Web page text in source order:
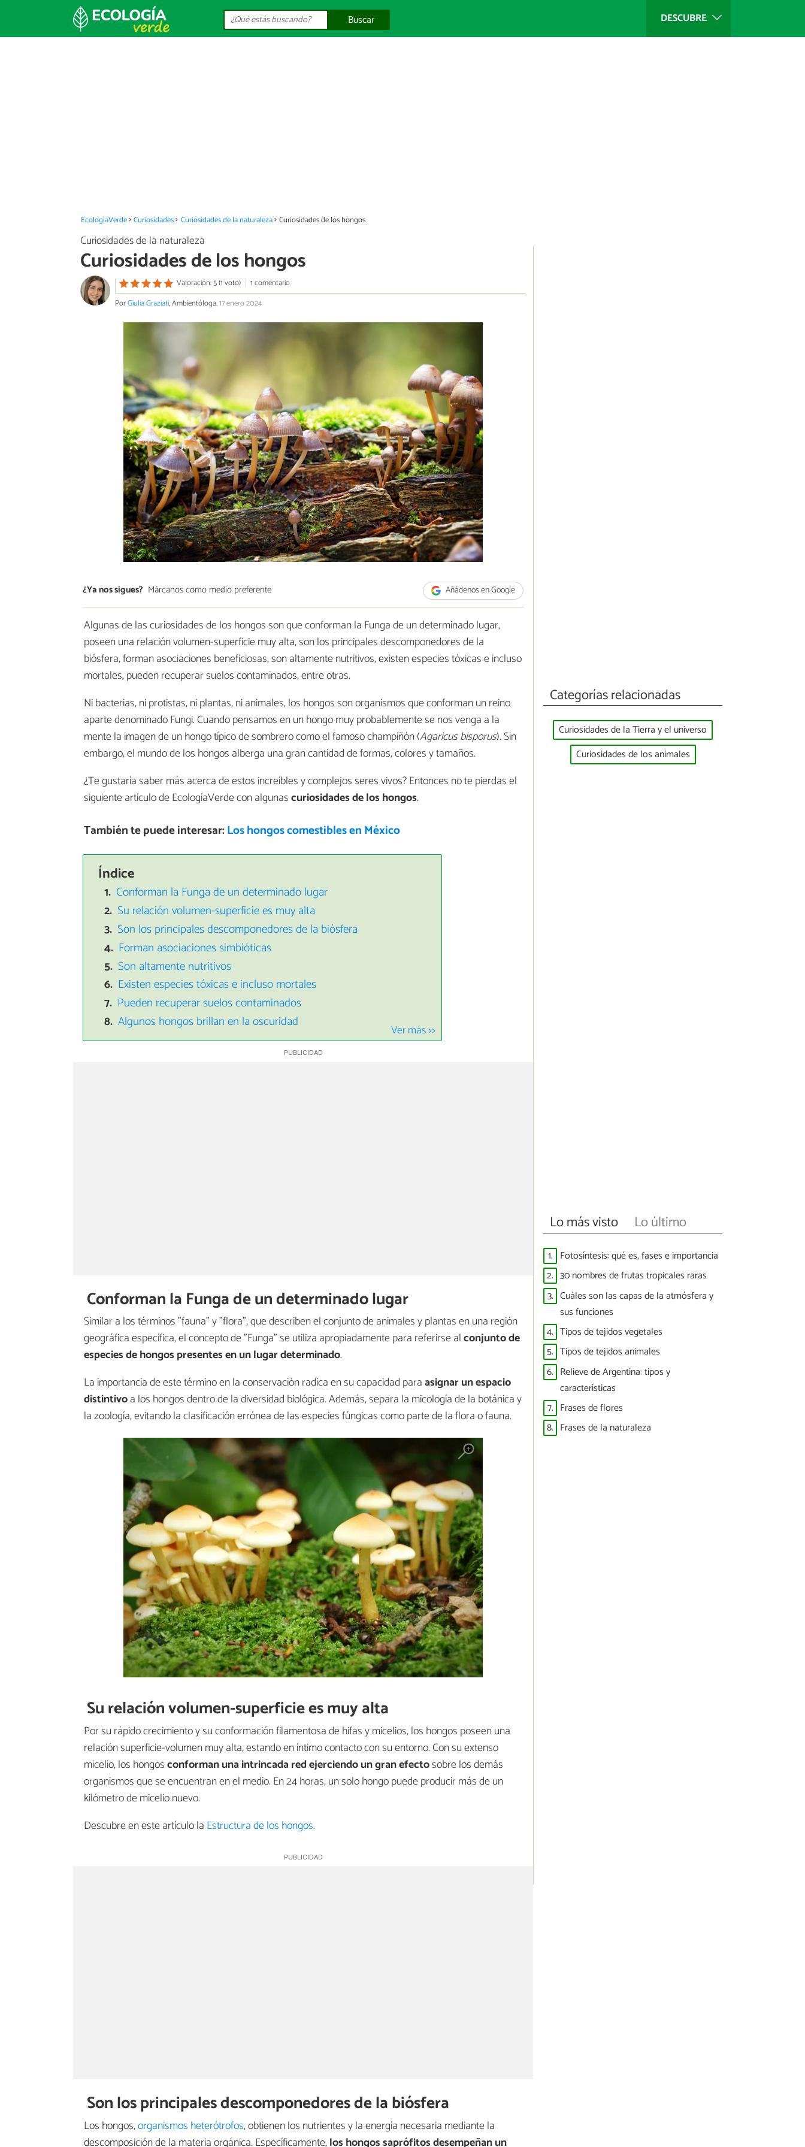
DESCUBRE
Buscar
EcologíaVerde Curiosidades Curiosidades de la naturaleza Curiosidades de los hongos
Curiosidades de la naturaleza
Curiosidades de los hongos
Valoración: 5 (1 voto)
1 comentario
PorGiulia Graziati, Ambientóloga.17 enero 2024
¿Ya nos sigues? Márcanos como medio preferente Añádenos en Google
Algunas de las curiosidades de los hongos son que conforman la Funga de un determinado lugar,
poseen una relación volumen-superficie muy alta, son los principales descomponedores de la
biósfera, forman asociaciones beneficiosas, son altamente nutritivos, existen especies tóxicas e incluso
mortales, pueden recuperar suelos contaminados, entre otras.
Ni bacterias, ni protistas, ni plantas, ni animales, los hongos son organismos que conforman un reino
aparte denominado Fungi. Cuando pensamos en un hongo muy probablemente se nos venga a la
mente la imagen de un hongo típico de sombrero como el famoso champiñón (Agaricus bisporus). Sin
embargo, el mundo de los hongos alberga una gran cantidad de formas, colores y tamaños.
¿Te gustaría saber más acerca de estos increíbles y complejos seres vivos? Entonces no te pierdas el
siguiente artículo de EcologíaVerde con algunascuriosidades de los hongos.
También te puede interesar:Los hongos comestibles en México
Índice
Conforman la Funga de un determinado lugar
Su relación volumen-superficie es muy alta
Son los principales descomponedores de la biósfera
Forman asociaciones simbióticas
Son altamente nutritivos
Existen especies tóxicas e incluso mortales
Pueden recuperar suelos contaminados
Algunos hongos brillan en la oscuridad
Ver más >>
Conforman la Funga de un determinado lugar
Similar a los términos "fauna" y "flora", que describen el conjunto de animales y plantas en una región
geográfica específica, el concepto de "Funga" se utiliza apropiadamente para referirse alconjunto de
especies de hongos presentes en un lugar determinado.
La importancia de este término en la conservación radica en su capacidad paraasignar un espacio
distintivoa los hongos dentro de la diversidad biológica. Además, separa la micología de la botánica y
la zoología, evitando la clasificación errónea de las especies fúngicas como parte de la flora o fauna.
Su relación volumen-superficie es muy alta
Por su rápido crecimiento y su conformación filamentosa de hifas y micelios, los hongos poseen una
relación superficie-volumen muy alta, estando en íntimo contacto con su entorno. Con su extenso
micelio, los hongosconforman una intrincada redejerciendo un gran efectosobre los demás
organismos que se encuentran en el medio. En 24 horas, un solo hongo puede producir más de un
kilómetro de micelio nuevo.
Descubre en este artículo la Estructura de los hongos.
Son los principales descomponedores de la biósfera
Los hongos,organismos heterótrofos, obtienen los nutrientes y la energía necesaria mediante la
descomposición de la materia orgánica. Específicamente,los hongos saprófitos desempeñan un
Categorías relacionadas
Curiosidades de la Tierra y el universo
Curiosidades de los animales
Lo más visto Lo último
1. Fotosíntesis: qué es, fases e importancia
2. 30 nombres de frutas tropicales raras
3. Cuáles son las capas de la atmósfera y
sus funciones
4. Tipos de tejidos vegetales
5. Tipos de tejidos animales
6. Relieve de Argentina: tipos y
características
7. Frases de flores
8. Frases de la naturaleza